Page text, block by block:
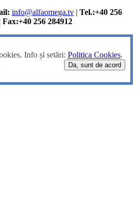
info@alfaomega.tv | Tel.:+40 256
Fax:+40 256 284912
Info și setări: Politica Cookies.
Da, sunt de acord